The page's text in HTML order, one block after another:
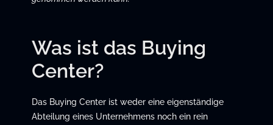
Was ist das Buying
Center?
Das Buying Center ist weder eine eigenständige
Abteilung eines Unternehmens noch ein rein